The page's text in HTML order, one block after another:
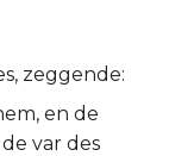
zeggende:
en de
var des